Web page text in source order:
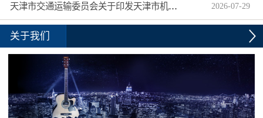
天津市交通运输委员会关于印发天津市机动车驾驶员培训机构及教练员综合信用评价管理办法的通知 2026-07-29
关于我们